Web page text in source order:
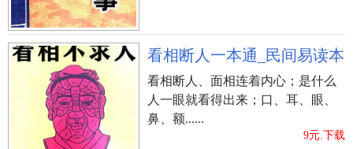
看相断人一本通_民间易读本
看相断人、面相连着内心；是什么
人一眼就看得出来；口、耳、眼、
鼻、额......
9元.下载